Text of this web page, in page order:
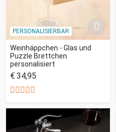
PERSONALISIERBAR
Weinhäppchen - Glas und
Puzzle Brettchen
personalisiert
€ 34,95